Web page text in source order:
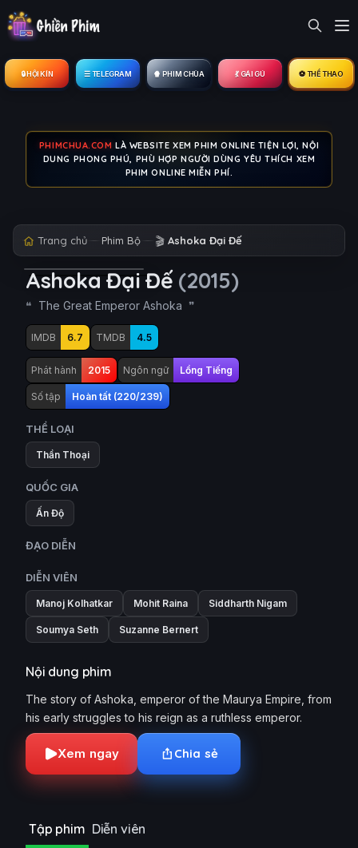
🔒︎ HỘI KÍN ☰ TELEGRAM 🍿 PHIM CHÙA 💃 GÁI GÚ ⚽ THỂ THAO
PHIMCHUA.COM LÀ WEBSITE XEM PHIM ONLINE TIỆN LỢI, NỘI
DUNG PHONG PHÚ, PHÙ HỢP NGƯỜI DÙNG YÊU THÍCH XEM
PHIM ONLINE MIỄN PHÍ.
Trang chủ Phim Bộ 🎬 Ashoka Đại Đế
Ashoka Đại Đế (2015)
The Great Emperor Ashoka
IMDB 6.7 TMDB 4.5
Phát hành 2015 Ngôn ngữ Lồng Tiếng
Số tập Hoàn tất (220/239)
THỂ LOẠI
Thần Thoại
QUỐC GIA
Ấn Độ
ĐẠO DIỄN
DIỄN VIÊN
Manoj Kolhatkar Mohit Raina Siddharth Nigam
Soumya Seth Suzanne Bernert
Nội dung phim
The story of Ashoka, emperor of the Maurya Empire, from
his early struggles to his reign as a ruthless emperor.
Xem ngay Chia sẻ
Tập phim Diễn viên